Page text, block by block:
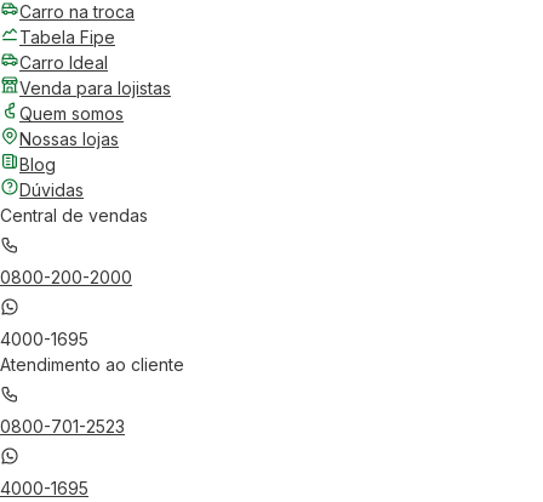
Carro na troca
Tabela Fipe
Carro Ideal
Venda para lojistas
Quem somos
Nossas lojas
Blog
Dúvidas
Central de vendas
0800-200-2000
4000-1695
Atendimento ao cliente
0800-701-2523
4000-1695